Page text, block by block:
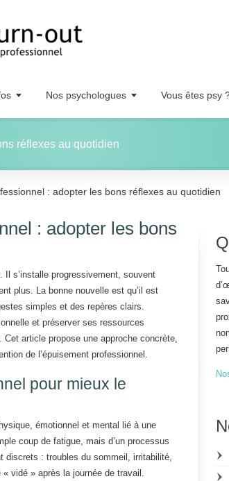
Nos psychologues Vous êtes psy
réflexes au quotidien
: adopter les bons réflexes au quotidien
: adopter les bons
Il s’installe progressivement, souvent
plus. La bonne nouvelle est qu’il est
simples et des repères clairs.
et préserver ses ressources
article propose une approche concrète,
de l’épuisement professionnel.
pour mieux le
émotionnel et mental lié à une
coup de fatigue, mais d’un processus
discrets : troubles du sommeil, irritabilité,
vidé » après la journée de travail.